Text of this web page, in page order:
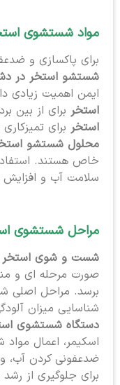
مواد شستشوی
برای پاکسازی و
شستشو استخر در
ایمن اهمیت زیادی
استخربرای از بین
استخربرای
محلول شستشو
خاص هستند.
سلامت آب و
مراحل شستشوی
شست و شوی استخر
صورت مرحله ای و
برسد. مراحل اصلی
شناسایی میزان
دستگاه شستشوی
اسکیمر، اعمال مواد
برای جلوگیری از